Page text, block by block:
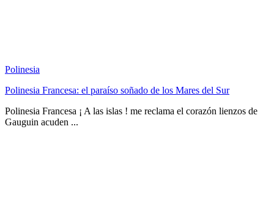
Polinesia
Polinesia Francesa: el paraíso soñado de los Mares del Sur
Polinesia Francesa ¡ A las islas ! me reclama el corazón lienzos de
Gauguin acuden ...